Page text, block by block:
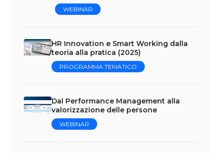
WEBINAR
HR Innovation e Smart Working dalla
teoria alla pratica (2025)
PROGRAMMA TEMATICO
Dal Performance Management alla
valorizzazione delle persone
WEBINAR